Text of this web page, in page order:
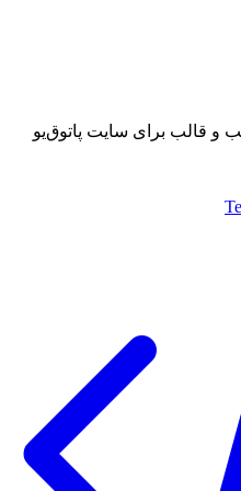
و قالب برای سایت پاتوق‌یو